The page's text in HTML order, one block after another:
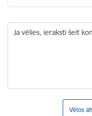
Ja vēlies, ieraksti šeit
Vēlos